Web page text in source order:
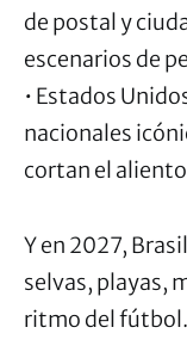
de postal y
escenarios de
• Estados
nacionales
cortan el
Y en 2027,
selvas, playas,
ritmo del fútbol.